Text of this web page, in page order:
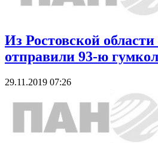
Из Ростовской
отправили 93-ю
29.11.2019 07:26